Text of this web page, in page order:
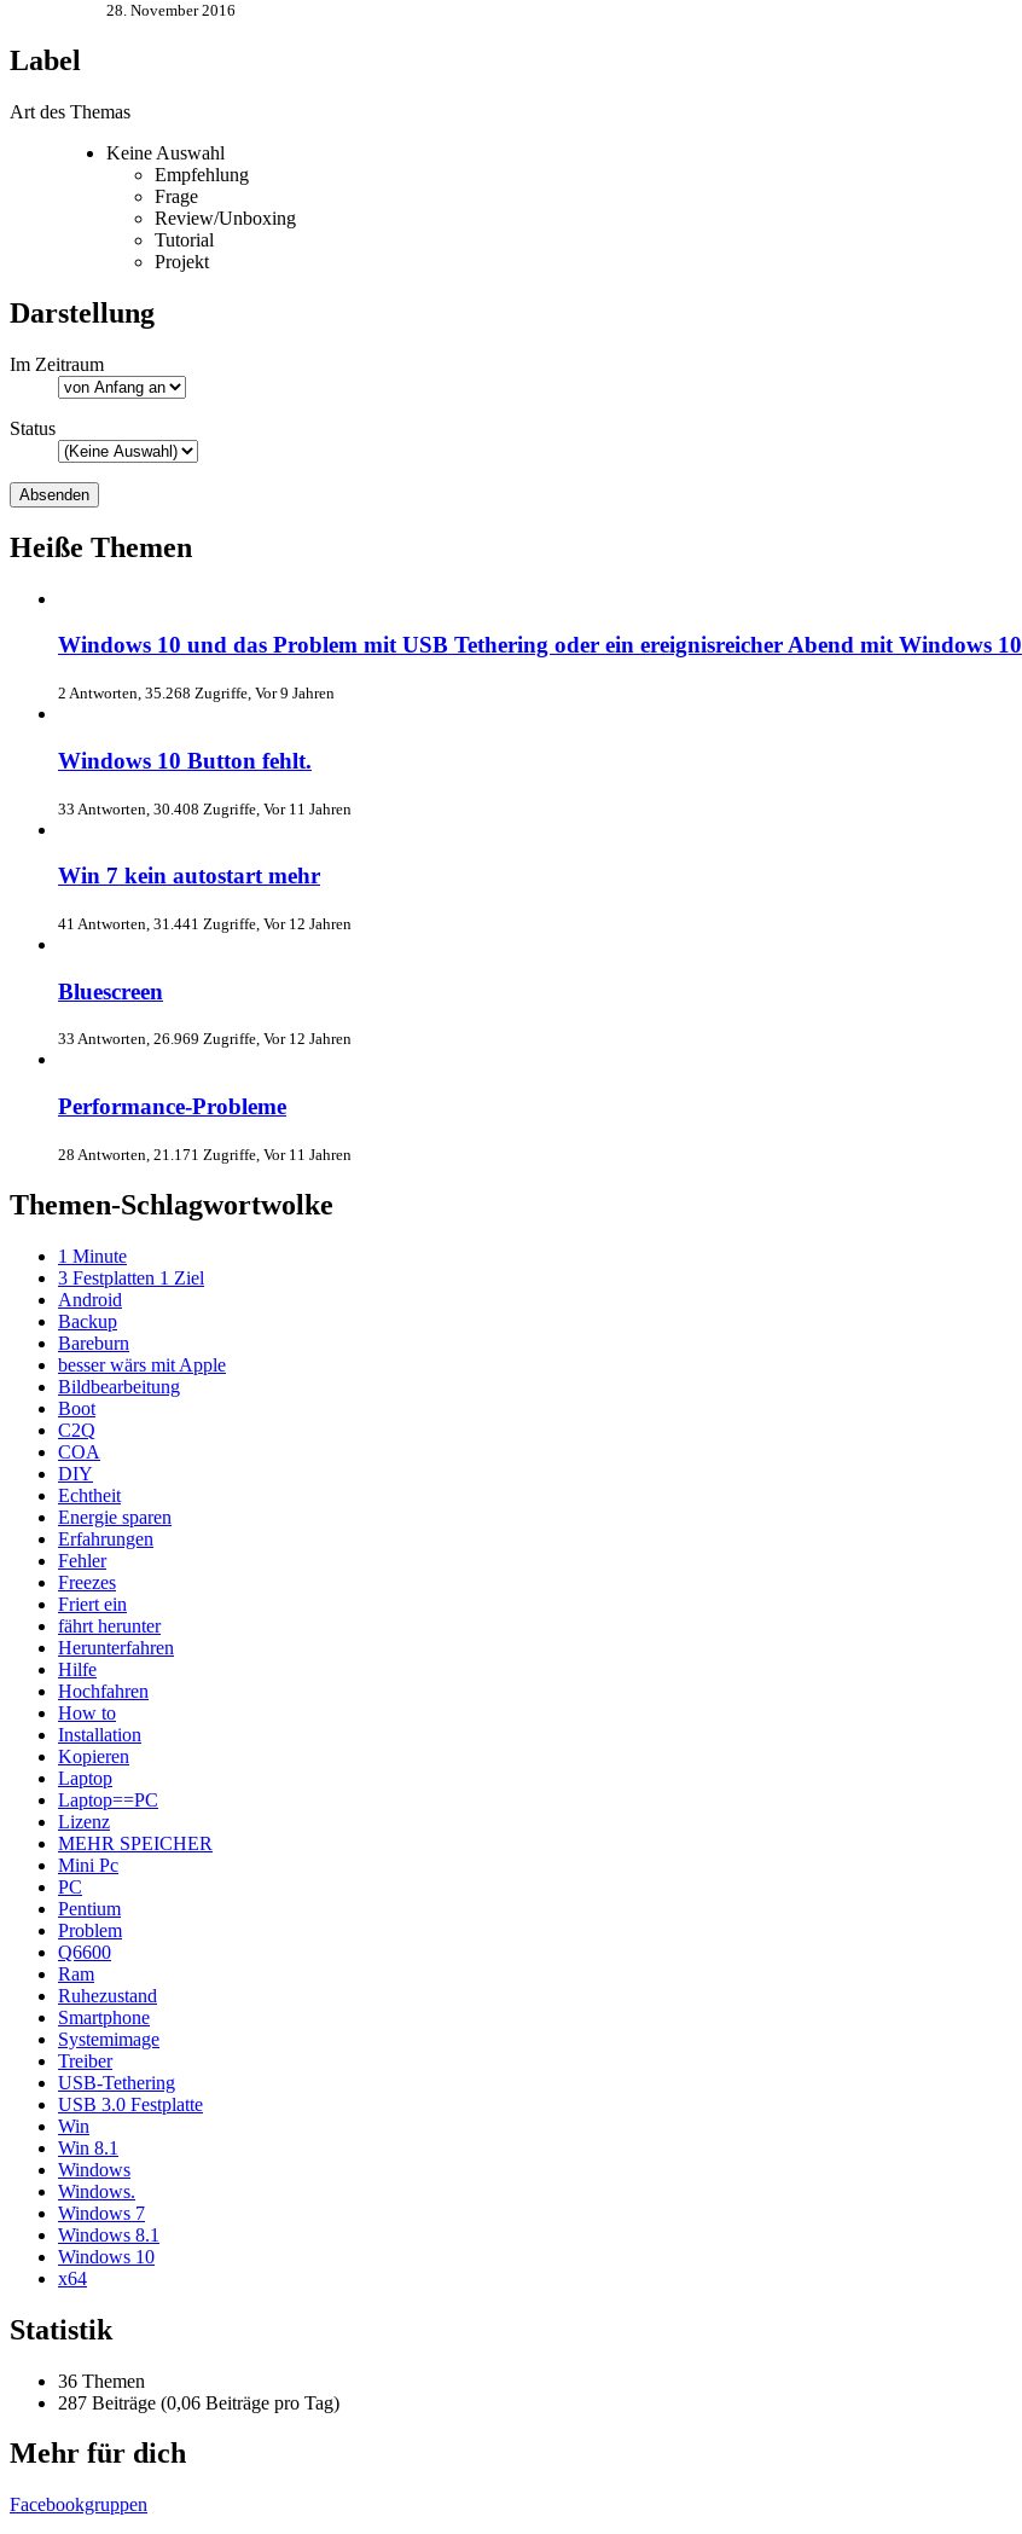
28. November 2016
Label
Art des Themas
Keine Auswahl
Empfehlung
Frage
Review/Unboxing
Tutorial
Projekt
Darstellung
Im Zeitraum
Status
Heiße Themen
Windows 10 und das Problem mit USB Tethering oder ein ereignisreicher Abend mit Windows 10
2 Antworten, 35.268 Zugriffe, Vor 9 Jahren
Windows 10 Button fehlt.
33 Antworten, 30.408 Zugriffe, Vor 11 Jahren
Win 7 kein autostart mehr
41 Antworten, 31.441 Zugriffe, Vor 12 Jahren
Bluescreen
33 Antworten, 26.969 Zugriffe, Vor 12 Jahren
Performance-Probleme
28 Antworten, 21.171 Zugriffe, Vor 11 Jahren
Themen-Schlagwortwolke
1 Minute
3 Festplatten 1 Ziel
Android
Backup
Bareburn
besser wärs mit Apple
Bildbearbeitung
Boot
C2Q
COA
DIY
Echtheit
Energie sparen
Erfahrungen
Fehler
Freezes
Friert ein
fährt herunter
Herunterfahren
Hilfe
Hochfahren
How to
Installation
Kopieren
Laptop
Laptop==PC
Lizenz
MEHR SPEICHER
Mini Pc
PC
Pentium
Problem
Q6600
Ram
Ruhezustand
Smartphone
Systemimage
Treiber
USB-Tethering
USB 3.0 Festplatte
Win
Win 8.1
Windows
Windows.
Windows 7
Windows 8.1
Windows 10
x64
Statistik
36 Themen
287 Beiträge (0,06 Beiträge pro Tag)
Mehr für dich
Facebookgruppen